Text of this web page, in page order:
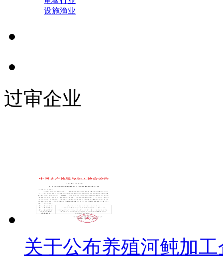
设施渔业
过审企业
关于公布养殖河鲀加